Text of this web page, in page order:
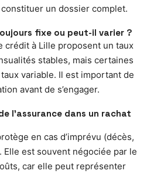
un dossier complet.
fixe ou peut-il varier ?
crédit à Lille proposent un taux
stables, mais certaines
variable. Il est important de
avant de s’engager.
l’assurance dans un rachat
en cas d’imprévu (décès,
Elle est souvent négociée par le
car elle peut représenter